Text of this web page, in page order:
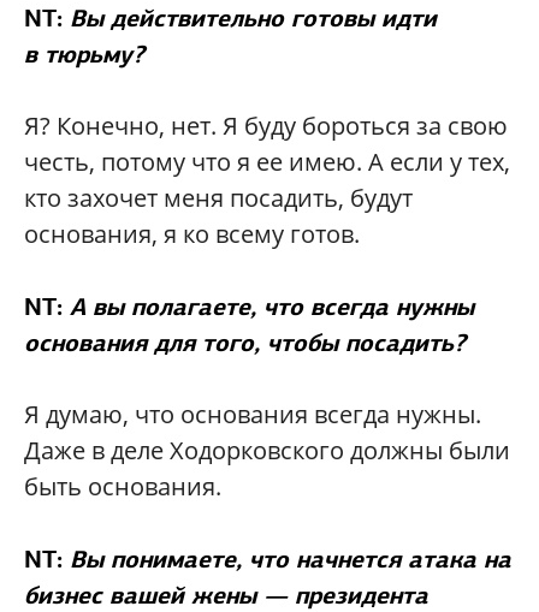
NT: Вы действительно готовы идти
в тюрьму?
Я? Конечно, нет. Я буду бороться за свою
честь, потому что я ее имею. А если у тех,
кто захочет меня посадить, будут
основания, я ко всему готов.
NT: А вы полагаете, что всегда нужны
основания для того, чтобы посадить?
Я думаю, что основания всегда нужны.
Даже в деле Ходорковского должны были
быть основания.
NT: Вы понимаете, что начнется атака на
бизнес вашей жены — президента